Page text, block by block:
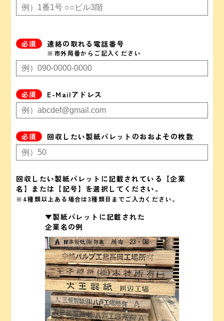
連絡の取れる電話番号
※市外局番からご記入ください
E-Mailアドレス
回収したい製紙パレットのおおよその枚数
回収したい製紙パレットに記載されている【企業
名】または【記号】を選択してください。
※4種類以上ある場合は3種類目までご入力ください。
▼製紙パレットに記載された
企業名の例